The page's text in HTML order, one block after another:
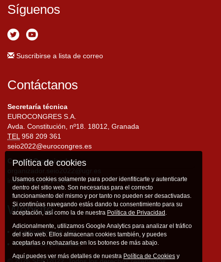
Síguenos
Suscribirse a lista de correo
Contáctanos
Secretaría técnica
EUROCONGRES S.A.
Avda. Constitución, nº18. 18012, Granada
TEL958 209 361
seio2022@eurocongres.es
Comité Organizador
organizador.seio2022@ugr.es
info@seio2022.com
Website
Condiciones de uso
Política de privacidad
Política de cookies
Usamos cookies solamente para poder idenfiticarte y autenticarte
dentro del sitio web. Son necesarias para el correcto
funcionamiento del mismo y por tanto no pueden ser desactivadas.
Si continúas navegando estás dando tu consentimiento para su
aceptación, así como la de nuestra Política de Privacidad .
Adicionalmente, utilizamos Google Analytics para analizar el tráfico
del sitio web. Ellos almacenan cookies también, y puedes
aceptarlas o rechazarlas en los botones de más abajo.
Aquí puedes ver más detalles de nuestra Política de Cookies y